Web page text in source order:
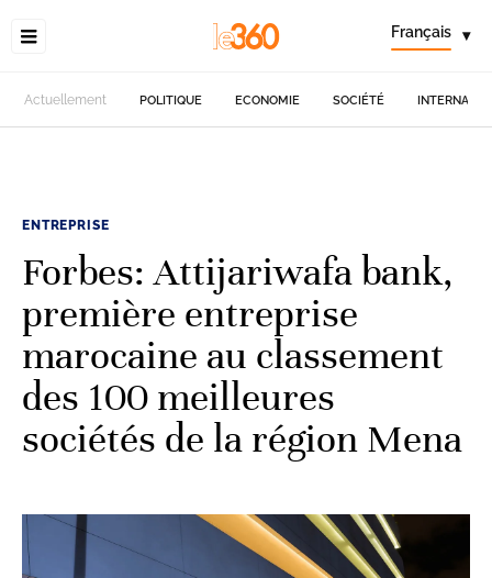
Français ▾
Actuellement POLITIQUE ECONOMIE SOCIÉTÉ
ENTREPRISE
Forbes: Attijariwafa bank,
première entreprise
marocaine au classement
des 100 meilleures
sociétés de la région Mena